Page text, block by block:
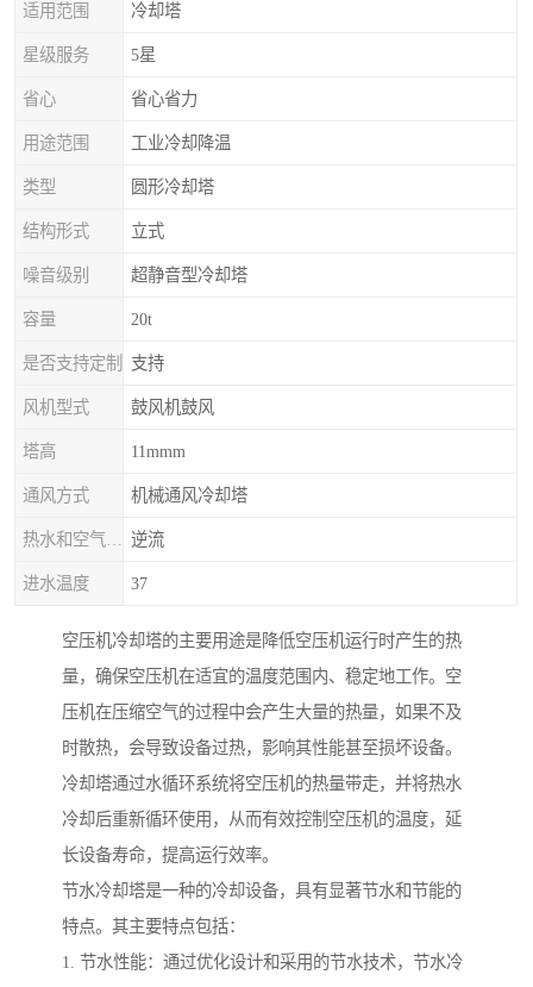
适用范围 冷却塔
星级服务 5星
省心 省心省力
用途范围 工业冷却降温
类型 圆形冷却塔
结构形式 立式
噪音级别 超静音型冷却塔
容量 20t
是否支持定制 支持
风机型式 鼓风机鼓风
塔高 11mmm
通风方式 机械通风冷却塔
逆流
进水温度 37
空压机冷却塔的主要用途是降低空压机运行时产生的热
量，确保空压机在适宜的温度范围内、稳定地工作。空
压机在压缩空气的过程中会产生大量的热量，如果不及
时散热，会导致设备过热，影响其性能甚至损坏设备。
冷却塔通过水循环系统将空压机的热量带走，并将热水
冷却后重新循环使用，从而有效控制空压机的温度，延
长设备寿命，提高运行效率。
节水冷却塔是一种的冷却设备，具有显著节水和节能的
特点。其主要特点包括：
1. 节水性能：通过优化设计和采用的节水技术，节水冷